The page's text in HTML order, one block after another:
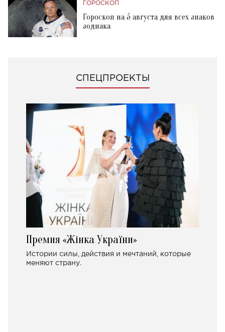
ГОРОСКОП
Гороскоп на 5 августа для всех знаков
зодиака
СПЕЦПРОЕКТЫ
Премия «Жінка України»
Истории силы, действия и мечтаний, которые
меняют страну.